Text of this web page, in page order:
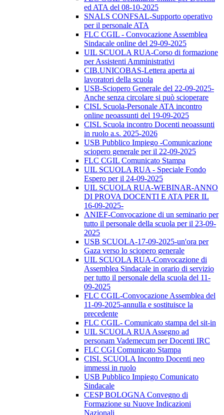
ed ATA del 08-10-2025
SNALS CONFSAL-Supporto operativo
per il personale ATA
FLC CGIL - Convocazione Assemblea
Sindacale online del 29-09-2025
UIL SCUOLA RUA-Corso di formazione
per Assistenti Amministrativi
CIB.UNICOBAS-Lettera aperta ai
lavoratori della scuola
USB-Sciopero Generale del 22-09-2025-
Anche senza circolare si può scioperare
CISL Scuola-Personale ATA incontro
online neoassunti del 19-09-2025
CISL Scuola incontro Docenti neoassunti
in ruolo a.s. 2025-2026
USB Pubblico Impiego -Comunicazione
sciopero generale per il 22-09-2025
FLC CGIL Comunicato Stampa
UIL SCUOLA RUA - Speciale Fondo
Espero per il 24-09-2025
UIL SCUOLA RUA-WEBINAR-ANNO
DI PROVA DOCENTI E ATA PER IL
16-09-2025-
ANIEF-Convocazione di un seminario per
tutto il personale della scuola per il 23-09-
2025
USB SCUOLA-17-09-2025-un'ora per
Gaza verso lo sciopero generale
UIL SCUOLA RUA-Convocazione di
Assemblea Sindacale in orario di servizio
per tutto il personale della scuola del 11-
09-2025
FLC CGIL-Convocazione Assemblea del
11-09-2025-annulla e sostituisce la
precedente
FLC CGIL- Comunicato stampa del sit-in
UIL SCUOLA RUA Assegno ad
personam Vademecum per Docenti IRC
FLC CGI Comunicato Stampa
CISL SCUOLA Incontro Docenti neo
immessi in ruolo
USB Pubblico Impiego Comunicato
Sindacale
CESP BOLOGNA Convegno di
Formazione su Nuove Indicazioni
Nazionali